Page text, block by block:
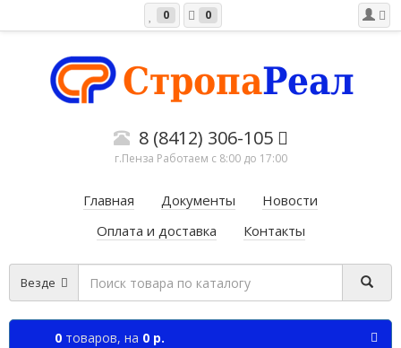
0 0
8 (8412) 306-105
г.Пенза Работаем c 8:00 до 17:00
Главная Документы
Новости
Оплата и доставка
Контакты
Везде
0 товаров, на 0 р.